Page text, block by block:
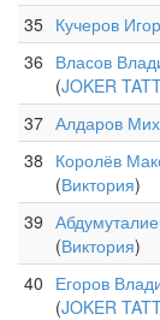
35 Кучеров
36 Власов
(JOKER
37 Алдаров
38 Королёв
(Виктория)
39
(Виктория)
40 Егоров
(JOKER